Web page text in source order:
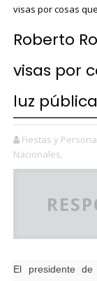
visas por cosas
Roberto
visas por
luz pública
Fiestas y
Nacionales,
El presidente